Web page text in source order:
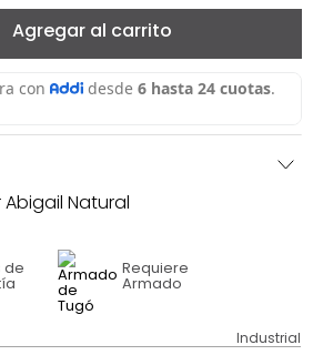
Agregar al carrito
Natural
de Requiere
Armado
Industrial